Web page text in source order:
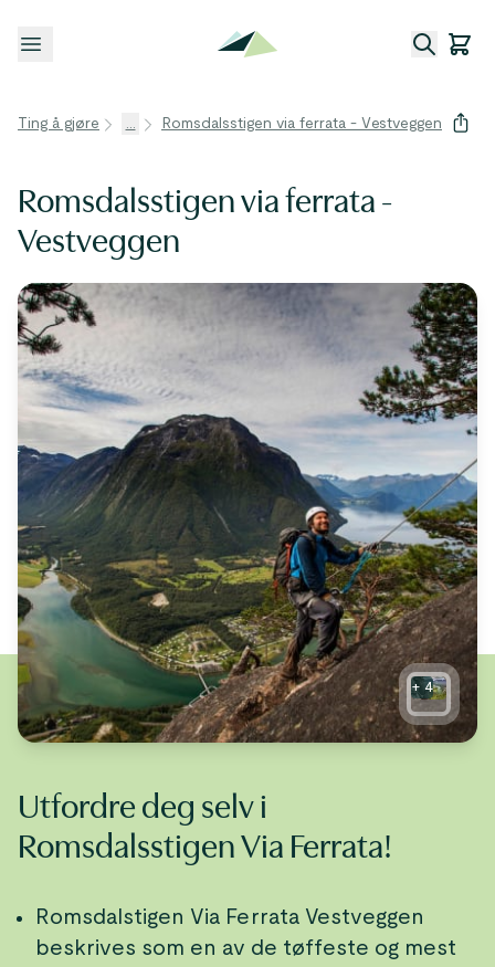
Åpne meny
Ting å gjøre ... Romsdalsstigen via ferrata - Vestveggen
Romsdalsstigen via ferrata -
Vestveggen
+ 4
Utfordre deg selv i
Romsdalsstigen Via Ferrata!
Romsdalstigen Via Ferrata Vestveggen
beskrives som en av de tøffeste og mest